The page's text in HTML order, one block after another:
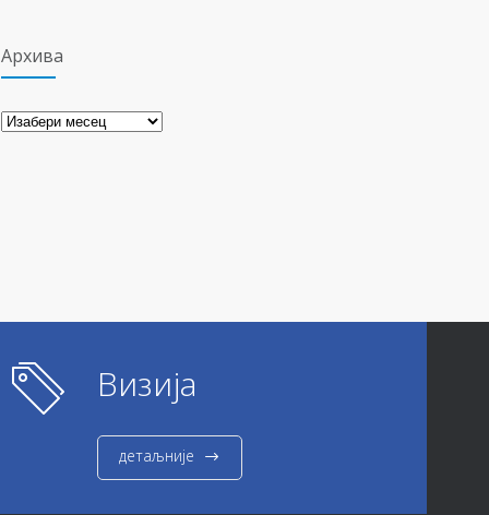
Архива
Архива
Визија
детаљније